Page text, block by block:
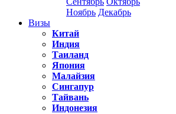
Ноябрь Декабрь
Визы
Китай
Индия
Таиланд
Япония
Малайзия
Сингапур
Тайвань
Индонезия